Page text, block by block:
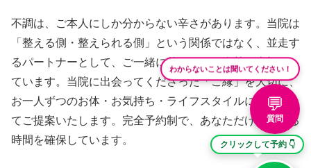
不調は、ご本人にしか分からない辛さがあります。当院は
「整える側・整えられる側」という関係ではなく、並走す
るパートナーとして、ご一緒に整えていく姿勢を大切にし
ています。当院に出会ってくださった「ご縁」を大切に、
お一人ずつのお体・お気持ち・ライフスタイルに寄り添っ
てご提案いたします。完全予約制で、あなただけの整える
時間を確保しています。
わからないことは聞いてください！
💬
質問
クリックして予約 👇